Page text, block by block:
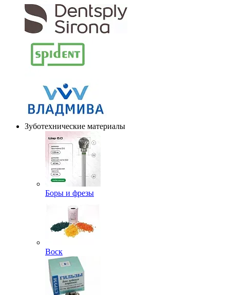
Зуботехнические материалы
Боры и фрезы
Воск